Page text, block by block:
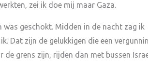
zei ik doe mij maar Gaza.
was geschokt. Midden in de nacht zag ik
Dat zijn de gelukkigen die een
de grens zijn, rijden dan met bussen